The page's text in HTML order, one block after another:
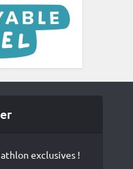
exclusives !